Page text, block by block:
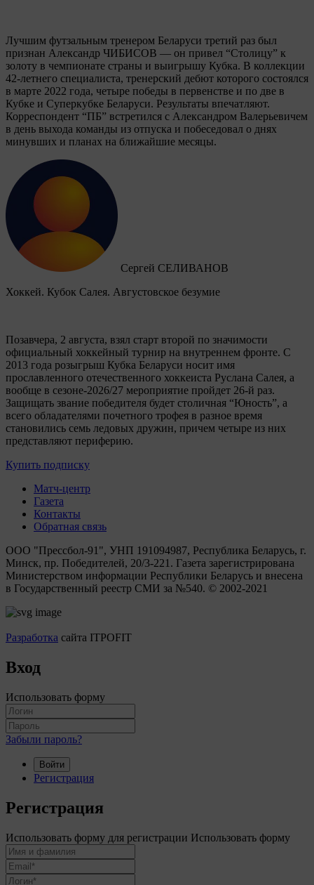
Лучшим футзальным тренером Беларуси третий раз был
признан Александр ЧИБИСОВ — он привел “Столицу” к
золоту в чемпионате страны и выигрышу Кубка. В коллекции
42-летнего специалиста, тренерский дебют которого состоялся
в марте 2022 года, четыре победы в первенстве и по две в
Кубке и Суперкубке Беларуси. Результаты впечатляют.
Корреспондент “ПБ” встретился с Александром Валерьевичем
в день выхода команды из отпуска и побеседовал о днях
минувших и планах на ближайшие месяцы.
Сергей СЕЛИВАНОВ
Хоккей. Кубок Салея. Августовское безумие
Позавчера, 2 августа, взял старт второй по значимости
официальный хоккейный турнир на внутреннем фронте. C
2013 года розыгрыш Кубка Беларуси носит имя
прославленного отечественного хоккеиста Руслана Салея, а
вообще в сезоне-2026/27 мероприятие пройдет 26-й раз.
Защищать звание победителя будет столичная “Юность”, а
всего обладателями почетного трофея в разное время
становились семь ледовых дружин, причем четыре из них
представляют периферию.
Купить подписку
Матч-центр
Газета
Контакты
Обратная связь
ООО "Прессбол-91", УНП 191094987, Республика Беларусь, г.
Минск, пр. Победителей, 20/3-221. Газета зарегистрирована
Министерством информации Республики Беларусь и внесена
в Государственный реестр СМИ за №540. © 2002-2021
Разработка сайта ITPOFIT
Вход
Использовать форму
Забыли пароль?
Войти
Регистрация
Регистрация
Использовать форму для регистрации Использовать форму